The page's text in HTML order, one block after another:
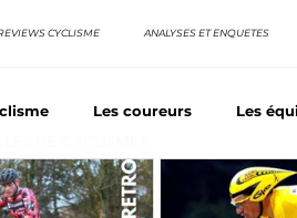
CYCLISME ANALYSES ET ENQUETES
Les coureurs Les
Nos séries - Coureurs sans GT